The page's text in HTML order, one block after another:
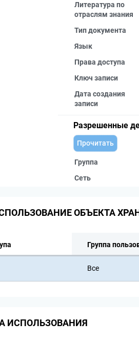
Литература по
отраслям знания
Тип документа
Язык
Права доступа
Ключ записи
Дата создания
записи
Разрешенные
Прочитать
Группа
Сеть
ОБЪЕКТА
Группа
Все
ИСПОЛЬЗОВАНИЯ